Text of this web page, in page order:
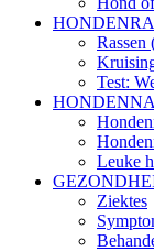
Rassen
Test:
Leuke
Ziektes